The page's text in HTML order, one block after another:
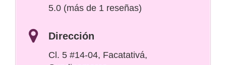
5.0 (más de 1 reseñas)
Dirección
Cl. 5 #14-04, Facatativá,